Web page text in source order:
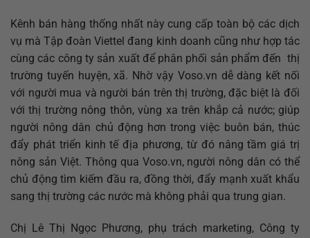
Kênh bán hàng thống nhất này cung cấp toàn bộ các dịch
vụ mà Tập đoàn Viettel đang kinh doanh cũng như hợp tác
cùng các công ty sản xuất để phân phối sản phẩm đến thị
trường tuyến huyện, xã. Nhờ vậy Voso.vn dễ dàng kết nối
với người mua và người bán trên thị trường, đặc biệt là đối
với thị trường nông thôn, vùng xa trên khắp cả nước; giúp
người nông dân chủ động hơn trong việc buôn bán, thúc
đẩy phát triển kinh tế địa phương, từ đó nâng tầm giá trị
nông sản Việt. Thông qua Voso.vn, người nông dân có thể
chủ động tìm kiếm đầu ra, đồng thời, đẩy mạnh xuất khẩu
sang thị trường các nước mà không phải qua trung gian.
Chị Lê Thị Ngọc Phương, phụ trách marketing, Công ty